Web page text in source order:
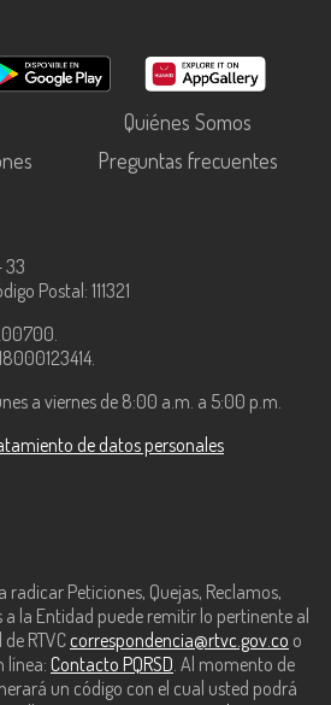
Quiénes Somos
Preguntas frecuentes
33
Postal: 111321
a viernes de 8:00 a.m. a 5:00 p.m.
de datos personales
Peticiones, Quejas, Reclamos,
a la Entidad puede remitir lo pertinente al
RTVC correspondencia@rtvc.gov.co o
línea: Contacto PQRSD . Al momento de
un código con el cual usted podrá